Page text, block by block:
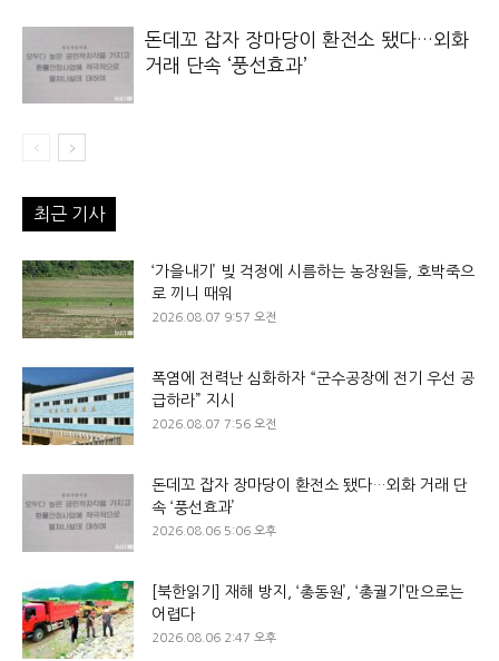
돈데꼬 잡자 장마당이 환전소 됐다…외화
거래 단속 ‘풍선효과’
최근 기사
‘가을내기’ 빚 걱정에 시름하는 농장원들, 호박죽으
로 끼니 때워
2026.08.07 9:57 오전
폭염에 전력난 심화하자 “군수공장에 전기 우선 공
급하라” 지시
2026.08.07 7:56 오전
돈데꼬 잡자 장마당이 환전소 됐다…외화 거래 단
속 ‘풍선효과’
2026.08.06 5:06 오후
[북한읽기] 재해 방지, ‘총동원’, ‘총궐기’만으로는
어렵다
2026.08.06 2:47 오후